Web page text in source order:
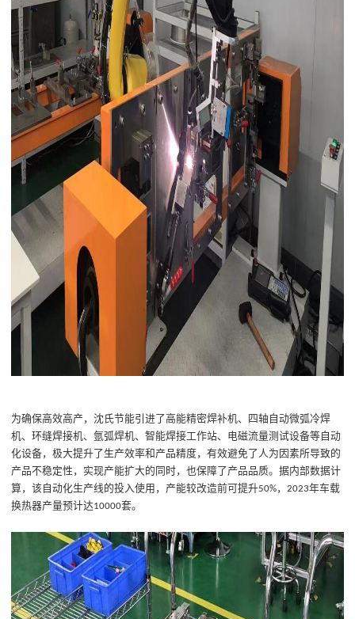
为确保高效高产 ，沈氏节能引进了高能精密焊补机、四轴自动微弧冷焊
机、环缝焊接机、氩弧焊机、智能焊接工作站、电磁流量测试设备等自动
化设备，极大提升 了生产效率和产品精度，有效避免了人为因素所导致的
产品不稳定性，实现产能扩大的同时，也保障了产品品质。据内部数据计
算，该 自动化生产线的投入使用 ， 产能较改造前可提升50%，2023年车载
换热器产量预计达10000套。